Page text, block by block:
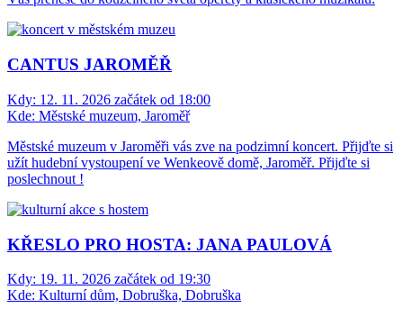
CANTUS JAROMĚŘ
Kdy: 12. 11. 2026 začátek od 18:00
Kde: Městské muzeum, Jaroměř
Městské muzeum v Jaroměři vás zve na podzimní koncert. Přijďte si
užít hudební vystoupení ve Wenkeově domě, Jaroměř. Přijďte si
poslechnout !
KŘESLO PRO HOSTA: JANA PAULOVÁ
Kdy: 19. 11. 2026 začátek od 19:30
Kde: Kulturní dům, Dobruška, Dobruška